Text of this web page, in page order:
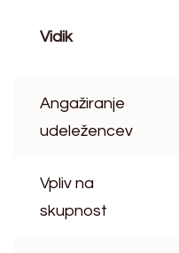
Vidik
Angažiranje
udeležencev
Vpliv na
skupnost